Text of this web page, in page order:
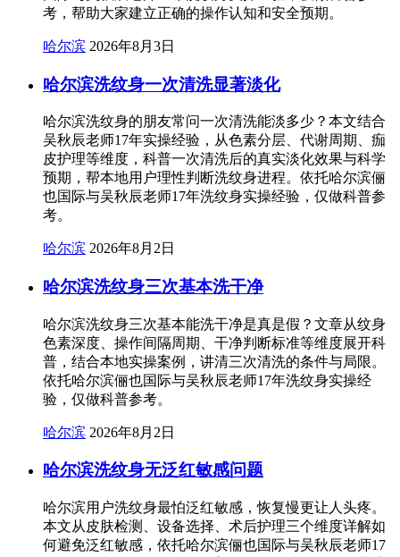
考，帮助大家建立正确的操作认知和安全预期。
哈尔滨 2026年8月3日
哈尔滨洗纹身一次清洗显著淡化
哈尔滨洗纹身的朋友常问一次清洗能淡多少？本文结合
吴秋辰老师17年实操经验，从色素分层、代谢周期、痂
皮护理等维度，科普一次清洗后的真实淡化效果与科学
预期，帮本地用户理性判断洗纹身进程。依托哈尔滨俪
也国际与吴秋辰老师17年洗纹身实操经验，仅做科普参
考。
哈尔滨 2026年8月2日
哈尔滨洗纹身三次基本洗干净
哈尔滨洗纹身三次基本能洗干净是真是假？文章从纹身
色素深度、操作间隔周期、干净判断标准等维度展开科
普，结合本地实操案例，讲清三次清洗的条件与局限。
依托哈尔滨俪也国际与吴秋辰老师17年洗纹身实操经
验，仅做科普参考。
哈尔滨 2026年8月2日
哈尔滨洗纹身无泛红敏感问题
哈尔滨用户洗纹身最怕泛红敏感，恢复慢更让人头疼。
本文从皮肤检测、设备选择、术后护理三个维度详解如
何避免泛红敏感，依托哈尔滨俪也国际与吴秋辰老师17